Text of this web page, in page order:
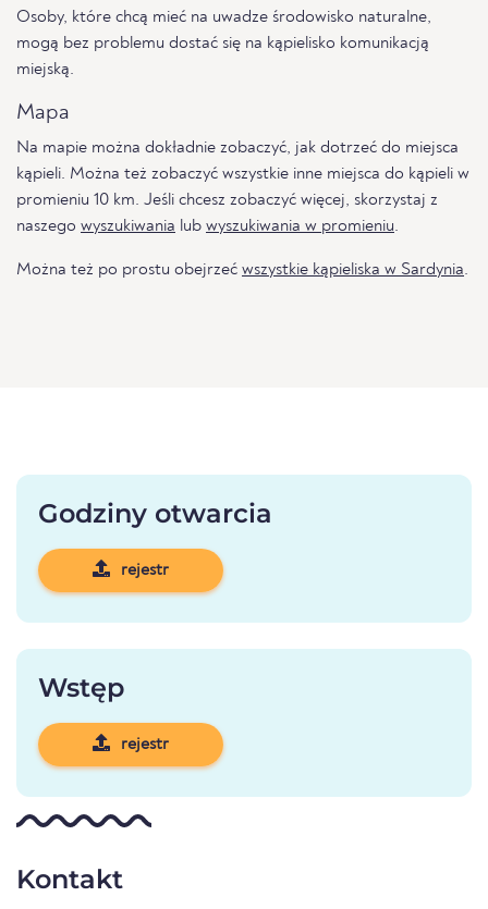
Osoby, które chcą mieć na uwadze środowisko naturalne,
mogą bez problemu dostać się na kąpielisko komunikacją
miejską.
Mapa
Na mapie można dokładnie zobaczyć, jak dotrzeć do miejsca
kąpieli. Można też zobaczyć wszystkie inne miejsca do kąpieli w
promieniu 10 km. Jeśli chcesz zobaczyć więcej, skorzystaj z
naszego wyszukiwania lub wyszukiwania w promieniu.
Można też po prostu obejrzeć wszystkie kąpieliska w Sardynia.
Godziny otwarcia
rejestr
Wstęp
rejestr
Kontakt